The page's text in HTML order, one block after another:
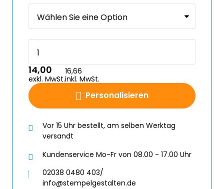
Personalisieren
14,00
exkl. MwSt.
16,66
inkl. MwSt.
Vor 15 Uhr bestellt, am selben Werktag
versandt
Kundenservice Mo-Fr von 08.00 - 17.00 Uhr
02038 0480 403/
info@stempelgestalten.de